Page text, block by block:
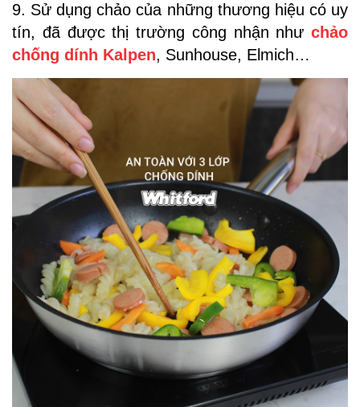
9. Sử dụng chảo của những thương hiệu có uy
tín, đã được thị trường công nhận như chảo
chống dính Kalpen, Sunhouse, Elmich…